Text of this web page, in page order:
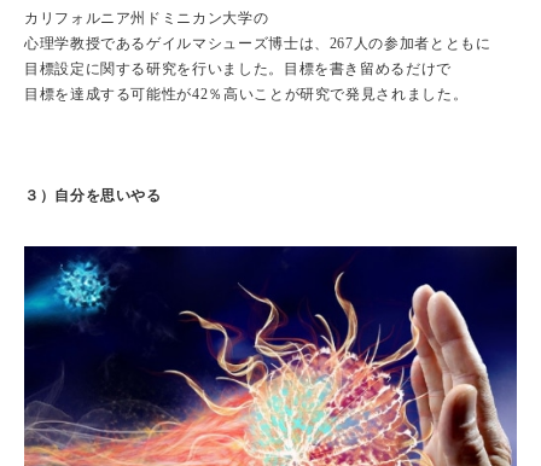
カリフォルニア州ドミニカン大学の
心理学教授であるゲイルマシューズ博士は、267人の参加者とともに
目標設定に関する研究を行いました。目標を書き留めるだけで
目標を達成する可能性が42％高いことが研究で発見されました。
３）自分を思いやる